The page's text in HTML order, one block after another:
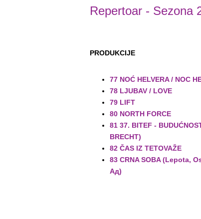
Repertoar - Sezona
PRODUKCIJE
77 NOĆ HELVERA / NOC
78 LJUBAV / LOVE
79 LIFT
80 NORTH FORCE
81 37. BITEF -
BRECHT)
82 ČAS IZ TETOVAŽE
83 CRNA SOBA (Lepota,
Ад)